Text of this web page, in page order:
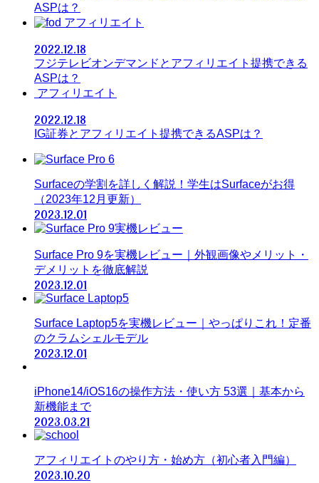
ASPは？
アフィリエイト
2022.12.18
フジテレビオンデマンドとアフィリエイト提携できる
ASPは？
アフィリエイト
2022.12.18
IG証券とアフィリエイト提携できるASPは？
Surfaceの学割を詳しく解説！学生はSurfaceがお得
（2023年12月更新）
2023.12.01
Surface Pro 9を実機レビュー｜外観画像やメリット・
デメリットを徹底解説
2023.12.01
Surface Laptop5を実機レビュー｜やっぱりこれ！定番
のクラムシェルモデル
2023.12.01
iPhone14/iOS16の操作方法・使い方 53選｜基本から
新機能まで
2023.03.21
アフィリエイトのやり方・始め方（初心者入門編）
2023.10.20